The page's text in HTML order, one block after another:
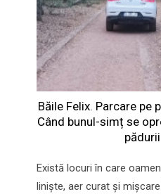
Băile Felix. Parcare pe
Când bunul-simț se
pădurii
Există locuri în care
liniște, aer curat și